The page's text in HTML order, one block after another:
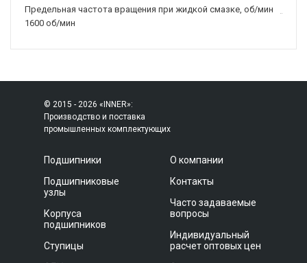
Предельная частота вращения при жидкой смазке, об/мин
1600 об/мин
© 2015 - 2026 «INNER»:
Производство и поставка
промышленных комплектующих
Подшипники
Подшипниковые
узлы
Корпуса
подшипников
Ступицы
О компании
Контакты
Часто задаваемые
вопросы
Индивидуальный
расчет оптовых цен